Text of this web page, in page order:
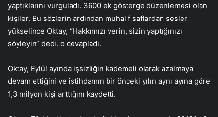
yaptıklarını vurguladı. 3600 ek gösterge düzenlemesi olan
kişiler. Bu sözlerin ardından muhalif saflardan sesler
yükselince Oktay, “Hakkımızı verin, sizin yaptığınızı
söyleyin” dedi. o cevapladı.
Oktay, Eylül ayında işsizliğin kademeli olarak azalmaya
devam ettiğini ve istihdamın bir önceki yılın aynı ayına göre
1,3 milyon kişi arttığını kaydetti.